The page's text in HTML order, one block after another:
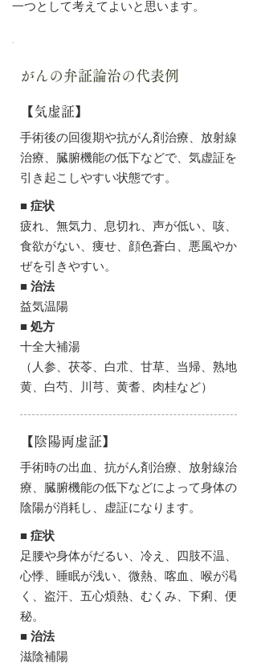
一つとして考えてよいと思います。
がんの弁証論治の代表例
【気虚証】
手術後の回復期や抗がん剤治療、放射線
治療、臓腑機能の低下などで、気虚証を
引き起こしやすい状態です。
■ 症状
疲れ、無気力、息切れ、声が低い、咳、
食欲がない、痩せ、顔色蒼白、悪風やか
ぜを引きやすい。
■ 治法
益気温陽
■ 処方
十全大補湯
（人参、茯苓、白朮、甘草、当帰、熟地
黄、白芍、川芎、黄耆、肉桂など）
【陰陽両虚証】
手術時の出血、抗がん剤治療、放射線治
療、臓腑機能の低下などによって身体の
陰陽が消耗し、虚証になります。
■ 症状
足腰や身体がだるい、冷え、四肢不温、
心悸、睡眠が浅い、微熱、喀血、喉が渇
く、盗汗、五心煩熱、むくみ、下痢、便
秘。
■ 治法
滋陰補陽